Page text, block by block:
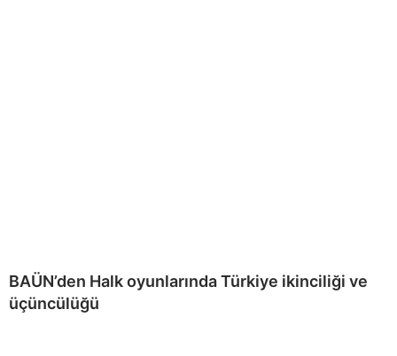
BAÜN’den Halk oyunlarında Türkiye ikinciliği ve
üçüncülüğü